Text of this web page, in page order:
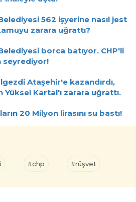
562 işyerine nasıl jest
zarara uğrattı?
borca batıyor. CHP'li
seyrediyor!
Ataşehir'e kazandırdı,
Yüksel Kartal'ı zarara uğrattı.
20 Milyon lirasını su bastı!
#chp #rüşvet